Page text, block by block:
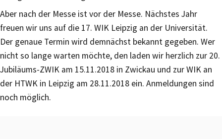
Aber nach der Messe ist vor der Messe. Nächstes Jahr
freuen wir uns auf die 17. WIK Leipzig an der Universität.
Der genaue Termin wird demnächst bekannt gegeben. Wer
nicht so lange warten möchte, den laden wir herzlich zur 20.
Jubiläums-ZWIK am 15.11.2018 in Zwickau und zur WIK an
der HTWK in Leipzig am 28.11.2018 ein. Anmeldungen sind
noch möglich.